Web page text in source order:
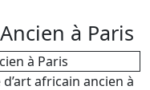
à Paris
africain ancien à